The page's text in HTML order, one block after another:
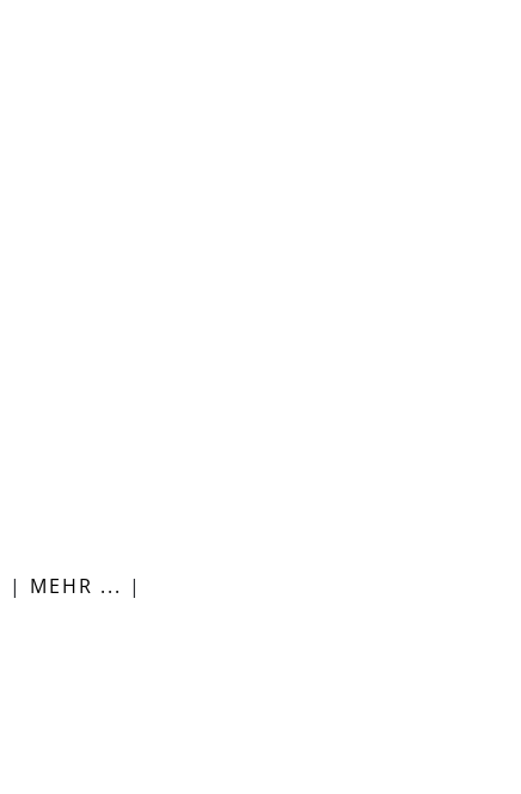
| MEHR ... |